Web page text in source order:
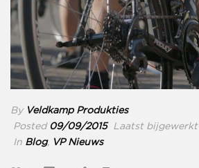
By Veldkamp Produkties
Posted 09/09/2015Laatst bijgewerkt
In Blog, VP Nieuws